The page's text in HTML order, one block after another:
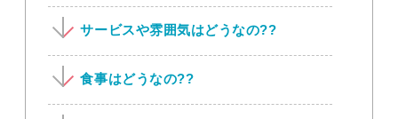
サービスや雰囲気はどうなの??
食事はどうなの??